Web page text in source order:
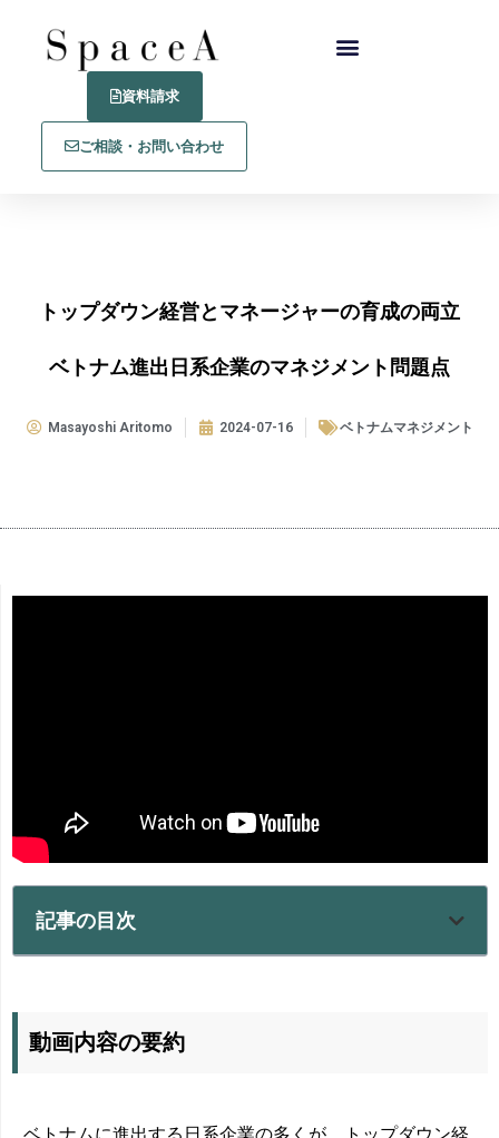
資料請求
ご相談・お問い合わせ
トップダウン経営とマネージャーの育成の両立
ベトナム進出日系企業のマネジメント問題点
Masayoshi Aritomo 2024-07-16 ベトナムマネジメント
記事の目次
動画内容の要約